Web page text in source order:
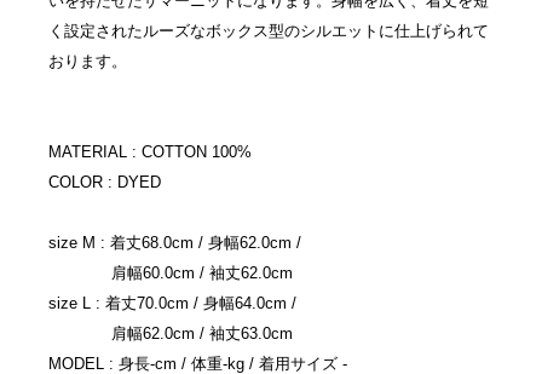
く設定されたルーズなボックス型のシルエットに仕上げられて
おります。
MATERIAL : COTTON 100%
COLOR : DYED
size M : 着丈68.0cm / 身幅62.0cm /
肩幅60.0cm / 袖丈62.0cm
size L : 着丈70.0cm / 身幅64.0cm /
肩幅62.0cm / 袖丈63.0cm
MODEL : 身長-cm / 体重-kg / 着用サイズ -